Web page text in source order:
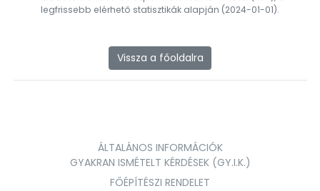
legfrissebb elérhető statisztikák alapján (2024-01-01).
Vissza a főoldalra
ÁLTALÁNOS INFORMÁCIÓK
GYAKRAN ISMÉTELT KÉRDÉSEK (GY.I.K.)
FŐÉPÍTÉSZI RENDELET